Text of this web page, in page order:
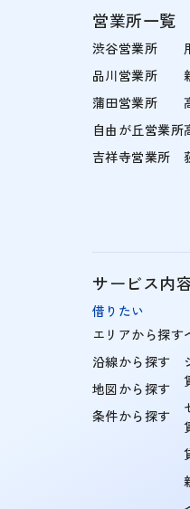
営業所一覧
渋谷営業所
品川営業所
蒲田営業所
自由が丘営業所
吉祥寺営業所
サービス内
借りたい
エリアから探す
沿線から探す
地図から探す
条件から探す